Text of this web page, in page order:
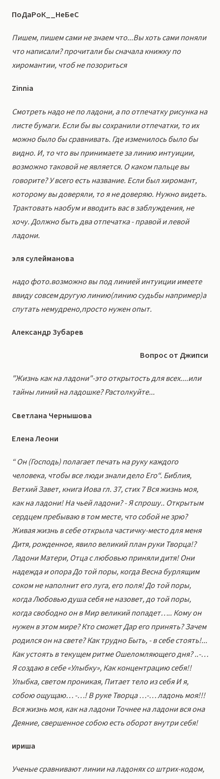
ПоДаРоК__НеБеС
Пишем, пишем сами не знаем что...Вы хоть сами поняли
что написали? прочитали бы сначала книжку по
хиромантии, чтоб не позориться
Zinnia
Смотреть надо не по ладони, а по отпечатку рисунка на
листе бумаги. Если бы вы сохранили отпечатки, то их
можно было бы сравнивать. Где изменилось было бы
видно. И, то что вы принимаете за линию интуиции,
возможно таковой не является. О каком пальце вы
говорите? У всего есть название. Если был хиромант,
которому вы доверяли, то я не доверяю. Нужно видеть.
Трактовать наобум и вводить вас в заблуждения, не
хочу. Должно быть два отпечатка - правой и левой
ладони.
эля сулейманова
надо фото.возможно вы под линией интуиции имеете
ввиду совсем другую линию(линию судьбы например)а
спутать немудрено,просто нужен опыт.
Александр Зубарев
Вопрос от Джипси
"Жизнь как на ладони"-это открытость для всех....или
тайны линий на ладошке? Растолкуйте...
Светлана Чернышова
Елена Леони
“ Он (Господь) полагает печать на руку каждого
человека, чтобы все люди знали дело Его“. Библия,
Ветхий Завет, книга Иова гл. 37, стих 7 Вся жизнь моя,
как на ладони! На чьей ладони? - Я спрошу.. Открытым
сердцем пребываю в том месте, что собой не зрю?
Живая жизнь в себе открыла частичку-место для меня
Дитя, рожденное, явило великий план руки Творца!?
Ладони Матери, Отца с любовью приняли дитя! Они
надежда и опора До той поры, когда Весна бурлящим
соком не наполнит его луга, его поля! До той поры,
когда Любовью душа себя не назовет, до той поры,
когда свободно он в Мир великий попадет….. Кому он
нужен в этом мире? Кто сможет Дар его принять? Зачем
родился он на свете? Как трудно Быть, - в себе стоять!...
Как устоять в текущем ритме Ошеломляющего дня? ..-…
Я создаю в себе «Улыбку», Как концентрацию себя!!
Улыбка, светом проникая, Питает тело из себя И я,
собою ощущаю… -…! В руке Творца …-… ладонь моя!!!
Вся жизнь моя, как на ладони Точнее на ладони вся она
Деяние, свершенное собою есть оборот внутри себя!
ириша
Ученые сравнивают линии на ладонях со штрих-кодом,